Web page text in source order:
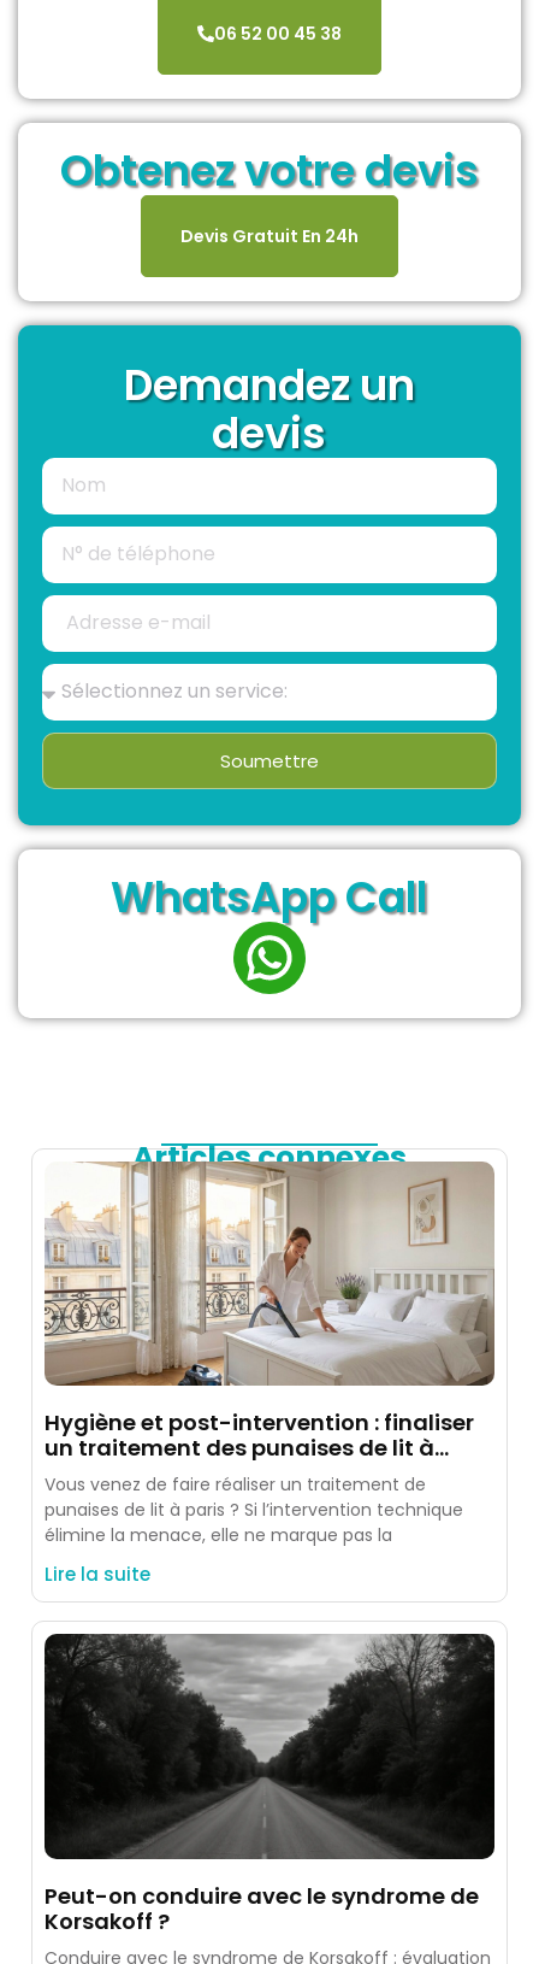
06 52 00 45 38
Obtenez votre devis
Devis Gratuit En 24h
Demandez un
devis
Soumettre
WhatsApp Call
Articles connexes
Hygiène et post-intervention : finaliser
un traitement des punaises de lit à
paris
Vous venez de faire réaliser un traitement de
punaises de lit à paris ? Si l’intervention technique
élimine la menace, elle ne marque pas la
Lire la suite
Peut-on conduire avec le syndrome de
Korsakoff ?
Conduire avec le syndrome de Korsakoff : évaluation